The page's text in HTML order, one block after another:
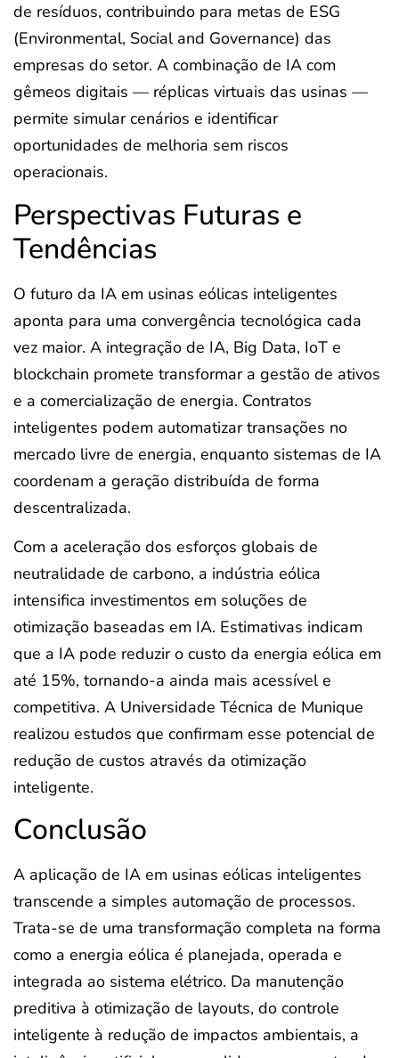
de resíduos, contribuindo para metas de ESG
(Environmental, Social and Governance) das
empresas do setor. A combinação de IA com
gêmeos digitais — réplicas virtuais das usinas —
permite simular cenários e identificar
oportunidades de melhoria sem riscos
operacionais.
Perspectivas Futuras e
Tendências
O futuro da IA em usinas eólicas inteligentes
aponta para uma convergência tecnológica cada
vez maior. A integração de IA, Big Data, IoT e
blockchain promete transformar a gestão de ativos
e a comercialização de energia. Contratos
inteligentes podem automatizar transações no
mercado livre de energia, enquanto sistemas de IA
coordenam a geração distribuída de forma
descentralizada.
Com a aceleração dos esforços globais de
neutralidade de carbono, a indústria eólica
intensifica investimentos em soluções de
otimização baseadas em IA. Estimativas indicam
que a IA pode reduzir o custo da energia eólica em
até 15%, tornando-a ainda mais acessível e
competitiva. A Universidade Técnica de Munique
realizou estudos que confirmam esse potencial de
redução de custos através da otimização
inteligente.
Conclusão
A aplicação de IA em usinas eólicas inteligentes
transcende a simples automação de processos.
Trata-se de uma transformação completa na forma
como a energia eólica é planejada, operada e
integrada ao sistema elétrico. Da manutenção
preditiva à otimização de layouts, do controle
inteligente à redução de impactos ambientais, a